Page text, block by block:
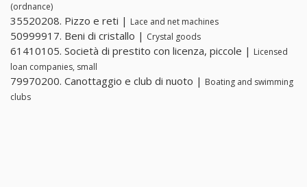
(ordnance)
35520208. Pizzo e reti | Lace and net machines
50999917. Beni di cristallo | Crystal goods
61410105. Società di prestito con licenza, piccole | Licensed
loan companies, small
79970200. Canottaggio e club di nuoto | Boating and swimming
clubs